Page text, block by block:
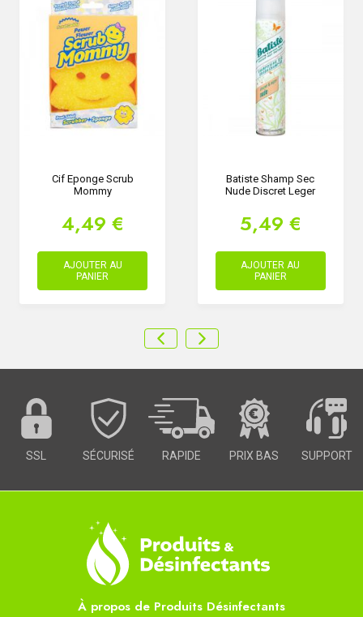
Cif Eponge Scrub
Mommy
4,49 €
AJOUTER AU
PANIER
Batiste Shamp Sec
Nude Discret Leger
5,49 €
AJOUTER AU
PANIER
SSL SÉCURISÉ RAPIDE PRIX BAS SUPPORT
À propos de Produits Désinfectants